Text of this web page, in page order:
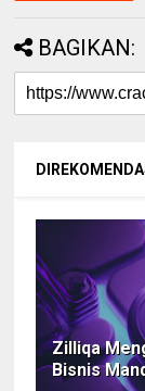
BAGIKAN:
Zilliqa
Bisnis